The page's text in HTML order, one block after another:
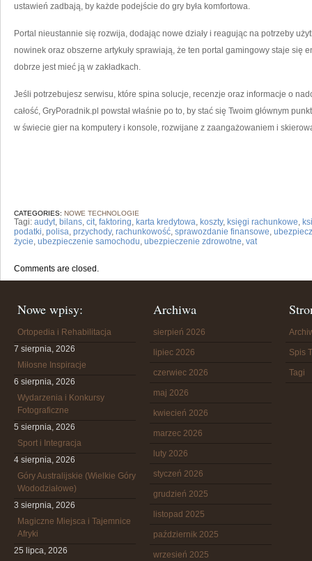
ustawień zadbają, by każde podejście do gry była komfortowa.
Portal nieustannie się rozwija, dodając nowe działy i reagując na potrzeby
nowinek oraz obszerne artykuły sprawiają, że ten portal gamingowy staje się
dobrze jest mieć ją w zakładkach.
Jeśli potrzebujesz serwisu, które spina solucje, recenzje oraz informacje o
całość, GryPoradnik.pl powstał właśnie po to, by stać się Twoim głównym
w świecie gier na komputery i konsole, rozwijane z zaangażowaniem i
CATEGORIES: NOWE TECHNOLOGIE
Tagi: audyt, bilans, cit, faktoring, karta kredytowa, koszty, księgi rachunkowe,
podatki, polisa, przychody, rachunkowość, sprawozdanie finansowe,
życie, ubezpieczenie samochodu, ubezpieczenie zdrowotne, vat
Comments are closed.
Nowe wpisy:
Ortopedia i Rehabilitacja
7 sierpnia, 2026
Miłosne Inspiracje
6 sierpnia, 2026
Wydarzenia i Konkursy
Fotograficzne
5 sierpnia, 2026
Sport i Integracja
4 sierpnia, 2026
Góry Australijskie (Wielkie Góry
Wododziałowe)
3 sierpnia, 2026
Magiczne Miejsca i Tajemnice
Afryki
25 lipca, 2026
Archiwa
sierpień 2026
lipiec 2026
czerwiec 2026
maj 2026
kwiecień 2026
marzec 2026
luty 2026
styczeń 2026
grudzień 2025
listopad 2025
październik 2025
wrzesień 2025
Spis
Tagi